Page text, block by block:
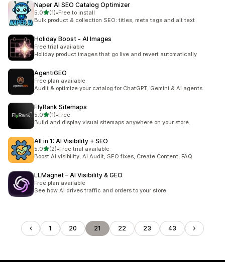
Naper AI SEO Catalog Optimizer
5.0เต็ม 5 ดาว
(1)
ทั้งหมด 1 รีวิว
•Free to install
Bulk product & collection SEO: titles, meta tags and alt text
Holiday Boost ‑ AI Images
Free trial available
Holiday product images that go live and revert automatically
AgentiGEO
Free plan available
Audit & optimize your catalog for ChatGPT, Gemini & AI agents.
FlyRank Sitemaps
5.0เต็ม 5 ดาว
(1)
ทั้งหมด 1 รีวิว
•Free
Build and display visual sitemaps anywhere on your store.
All in 1: AI Visibility + SEO
5.0เต็ม 5 ดาว
(2)
ทั้งหมด 2 รีวิว
•Free trial available
Boost AI visibility, AI Audit, SEO fixes, Create Content, FAQ
LLMagnet – AI Visibility & GEO
Free plan available
See how AI drives traffic and orders to your store
1 20 21 22 23 43